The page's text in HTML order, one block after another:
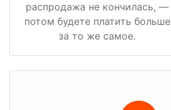
распродажа не кончилась, —
потом будете платить больше
за то же самое.